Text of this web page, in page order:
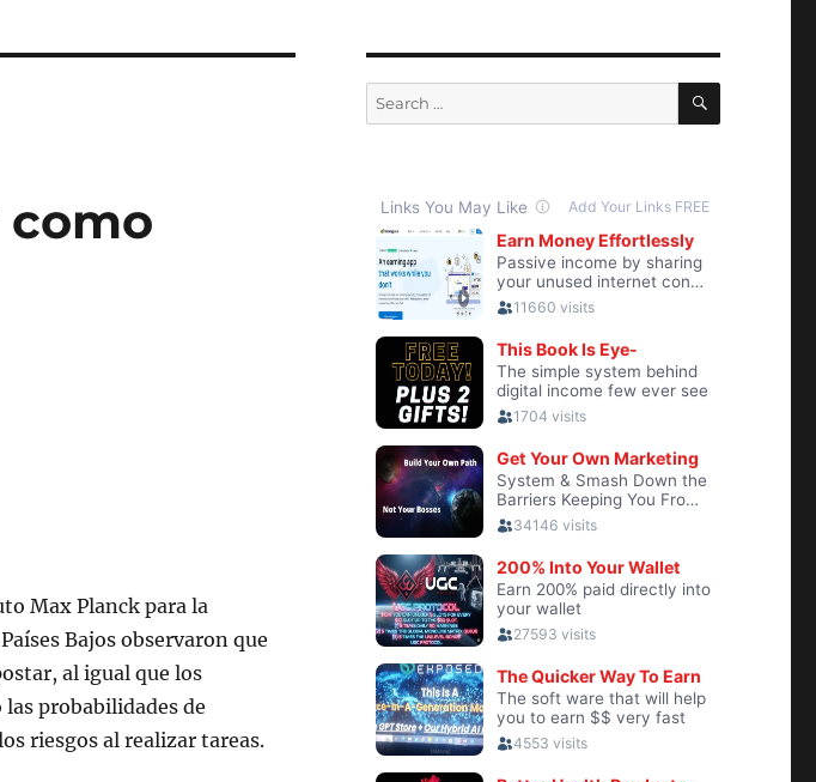
como
Max Planck para la
Bajos observaron que
al igual que los
probabilidades de
riesgos al realizar tareas.
Search
for:
SEARCH